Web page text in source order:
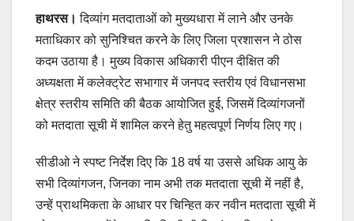
हाथरस। दिव्यांग मतदाताओं को मुख्यधारा में लाने और उनके
मताधिकार को सुनिश्चित करने के लिए जिला प्रशासन ने ठोस
कदम उठाया है। मुख्य विकास अधिकारी पीएन दीक्षित की
अध्यक्षता में कलेक्ट्रेट सभागार में जनपद स्तरीय एवं विधानसभा
क्षेत्र स्तरीय समिति की बैठक आयोजित हुई, जिसमें दिव्यांगजनों
को मतदाता सूची में शामिल करने हेतु महत्वपूर्ण निर्णय लिए गए।
सीडीओ ने स्पष्ट निर्देश दिए कि 18 वर्ष या उससे अधिक आयु के
सभी दिव्यांगजन, जिनका नाम अभी तक मतदाता सूची में नहीं है,
उन्हें प्राथमिकता के आधार पर चिन्हित कर नवीन मतदाता सूची में